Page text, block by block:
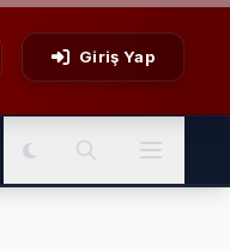
Giriş Yap